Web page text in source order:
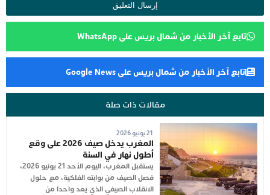
تابع آخر الأخبار من شمال بريس على WhatsApp
تابع آخر الأخبار من شمال بريس على Google News
مقالات ذات صلة
21 يونيو 2026
المغرب يدخل صيف 2026 على وقع
أطول نهار في السنة
يستقبل المغرب، اليوم الأحد 21 يونيو 2026،
فصل الصيف من بوابته الفلكية، مع حلول
الانقلاب الصيفي الذي يعد واحدا من